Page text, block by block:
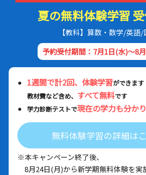
夏の無料体験学習 受
【教科】算数・数学/英語/
予約受付期間：7月1日(水)～8
1週間で計2回、体験学習ができます
教材費など含め、 すべて無料です
学力診断テストで現在の学力も分か
無料体験学習の詳細は
※本キャンペーン終了後、
8月24日(月)から新学期無料体験を実